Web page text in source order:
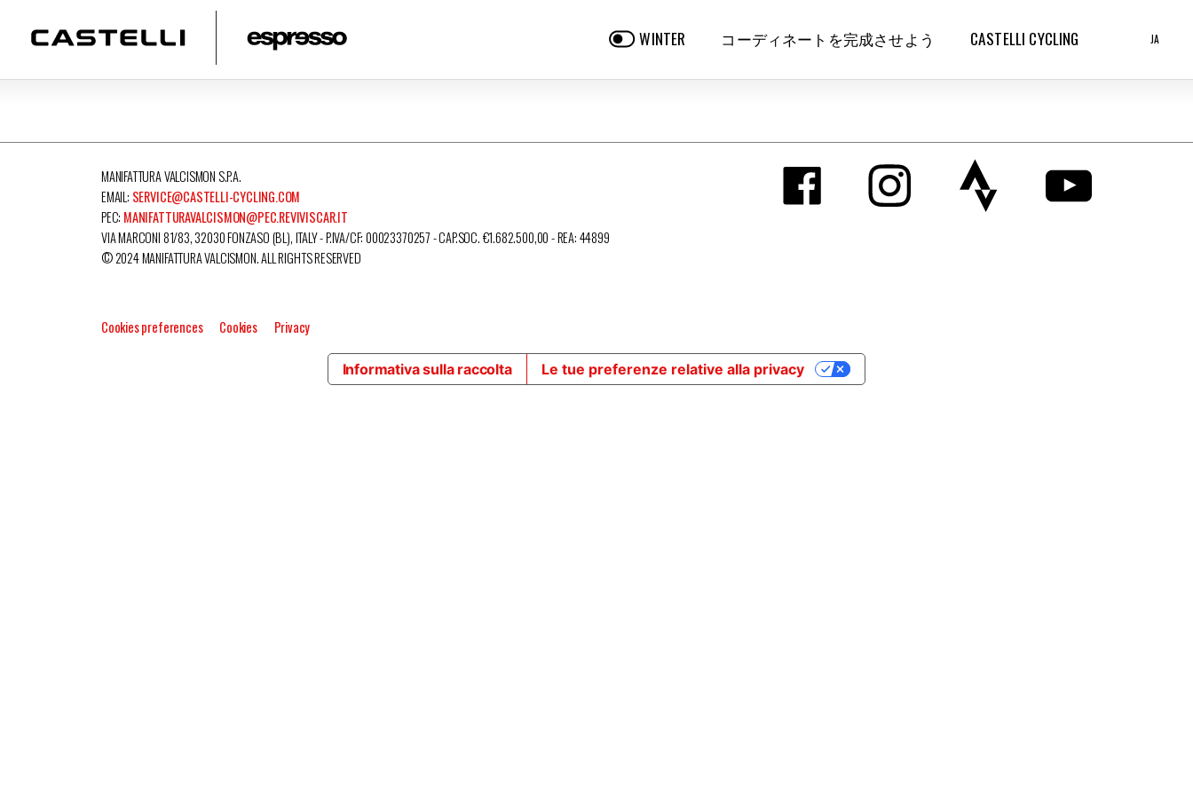
WINTER コーディネートを完成させよう CASTELLI CYCLING JA
MANIFATTURA VALCISMON S.P.A.
EMAIL: SERVICE@CASTELLI-CYCLING.COM
PEC: MANIFATTURAVALCISMON@PEC.REVIVISCAR.IT
VIA MARCONI 81/83, 32030 FONZASO (BL), ITALY - P.IVA/CF: 00023370257 - CAP.SOC. €1.682.500,00 - REA: 44899
© 2024 MANIFATTURA VALCISMON. ALL RIGHTS RESERVED
Cookies preferences Cookies Privacy
Informativa sulla raccolta Le tue preferenze relative alla privacy